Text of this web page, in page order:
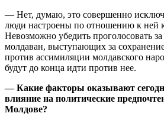
— Нет, думаю, это совершенно
люди настроены по отношению к ней
Невозможно убедить проголосовать за
молдаван, выступающих за
против ассимиляции молдавского
будут до конца идти против нее.
— Какие факторы оказывают
влияние на политические
Молдове?